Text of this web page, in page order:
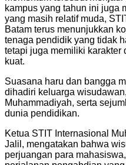
kampus yang tahun ini juga
yang masih relatif muda,
Batam terus menunjukkan
tenaga pendidik yang tidak
tetapi juga memiliki
kuat.
Suasana haru dan bangga
dihadiri keluarga
Muhammadiyah, serta
dunia pendidikan.
Ketua STIT Internasional
Jalil, mengatakan bahwa
perjuangan para